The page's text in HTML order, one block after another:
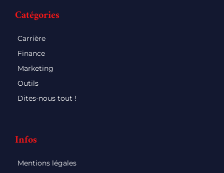
Catégories
Carrière
Finance
Marketing
Outils
Dites-nous tout !
Infos
Mentions légales